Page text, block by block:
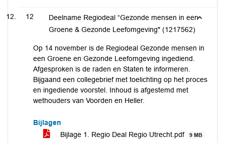
12
Deelname Regiodeal “Gezonde mensen in een
Groene & Gezonde Leefomgeving" (1217562)
Op 14 november is de Regiodeal Gezonde mensen in
een Groene en Gezonde Leefomgeving ingediend.
Afgesproken is de raden en Staten te informeren.
Bijgaand een collegebrief met toelichting op het proces
en ingediende voorstel. Inhoud is afgestemd met
wethouders van Voorden en Heller.
Bijlagen
Bijlage 1. Regio Deal Regio Utrecht.pdf
9 MB